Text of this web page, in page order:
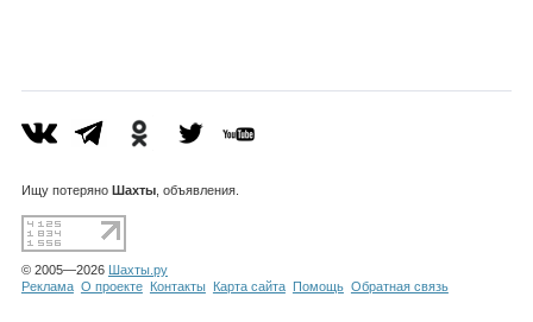
Карты
Ищу потеряно Шахты, объявления.
© 2005—2026 Шахты.ру
Реклама О проекте Контакты Карта сайта Помощь Обратная связь